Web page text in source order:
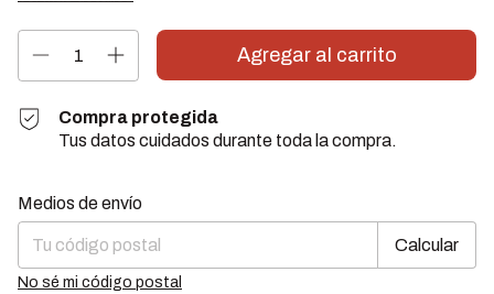
Compra protegida
Tus datos cuidados durante toda la compra.
Entregas para el CP:
Medios de envío
Calcular
No sé mi código postal